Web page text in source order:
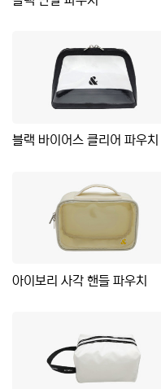
블랙 바이어스 클리어 파우치
아이보리 사각 핸들 파우치